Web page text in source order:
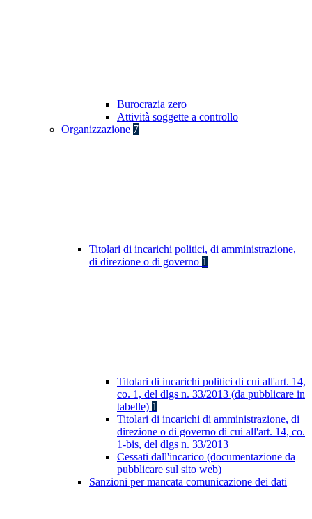
Burocrazia zero
Attività soggette a controllo
Organizzazione 7
Titolari di incarichi politici, di amministrazione,
di direzione o di governo 1
Titolari di incarichi politici di cui all'art. 14,
co. 1, del dlgs n. 33/2013 (da pubblicare in
tabelle) 1
Titolari di incarichi di amministrazione, di
direzione o di governo di cui all'art. 14, co.
1-bis, del dlgs n. 33/2013
Cessati dall'incarico (documentazione da
pubblicare sul sito web)
Sanzioni per mancata comunicazione dei dati